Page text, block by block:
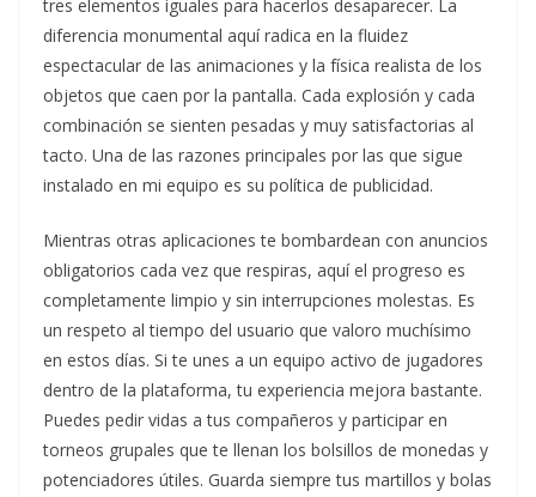
tres elementos iguales para hacerlos desaparecer. La
diferencia monumental aquí radica en la fluidez
espectacular de las animaciones y la física realista de los
objetos que caen por la pantalla. Cada explosión y cada
combinación se sienten pesadas y muy satisfactorias al
tacto. Una de las razones principales por las que sigue
instalado en mi equipo es su política de publicidad.
Mientras otras aplicaciones te bombardean con anuncios
obligatorios cada vez que respiras, aquí el progreso es
completamente limpio y sin interrupciones molestas. Es
un respeto al tiempo del usuario que valoro muchísimo
en estos días. Si te unes a un equipo activo de jugadores
dentro de la plataforma, tu experiencia mejora bastante.
Puedes pedir vidas a tus compañeros y participar en
torneos grupales que te llenan los bolsillos de monedas y
potenciadores útiles. Guarda siempre tus martillos y bolas